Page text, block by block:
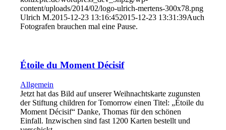
content/uploads/2014/02/logo-ulrich-mertens-300x78.png
Ulrich M.2015-12-23 13:16:452015-12-23 13:31:39Auch
Fotografen brauchen mal eine Pause.
Étoile du Moment Décisif
Allgemein
Jetzt hat das Bild auf unserer Weihnachtskarte zugunsten
der Stiftung children for Tomorrow einen Titel: „Étoile du
Moment Décisif“ Danke, Thomas für den schönen
Einfall. Inzwischen sind fast 1200 Karten bestellt und